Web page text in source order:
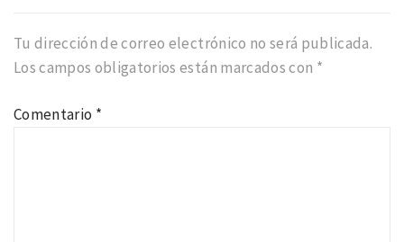
Tu dirección de correo electrónico no será publicada.
Los campos obligatorios están marcados con *
Comentario *